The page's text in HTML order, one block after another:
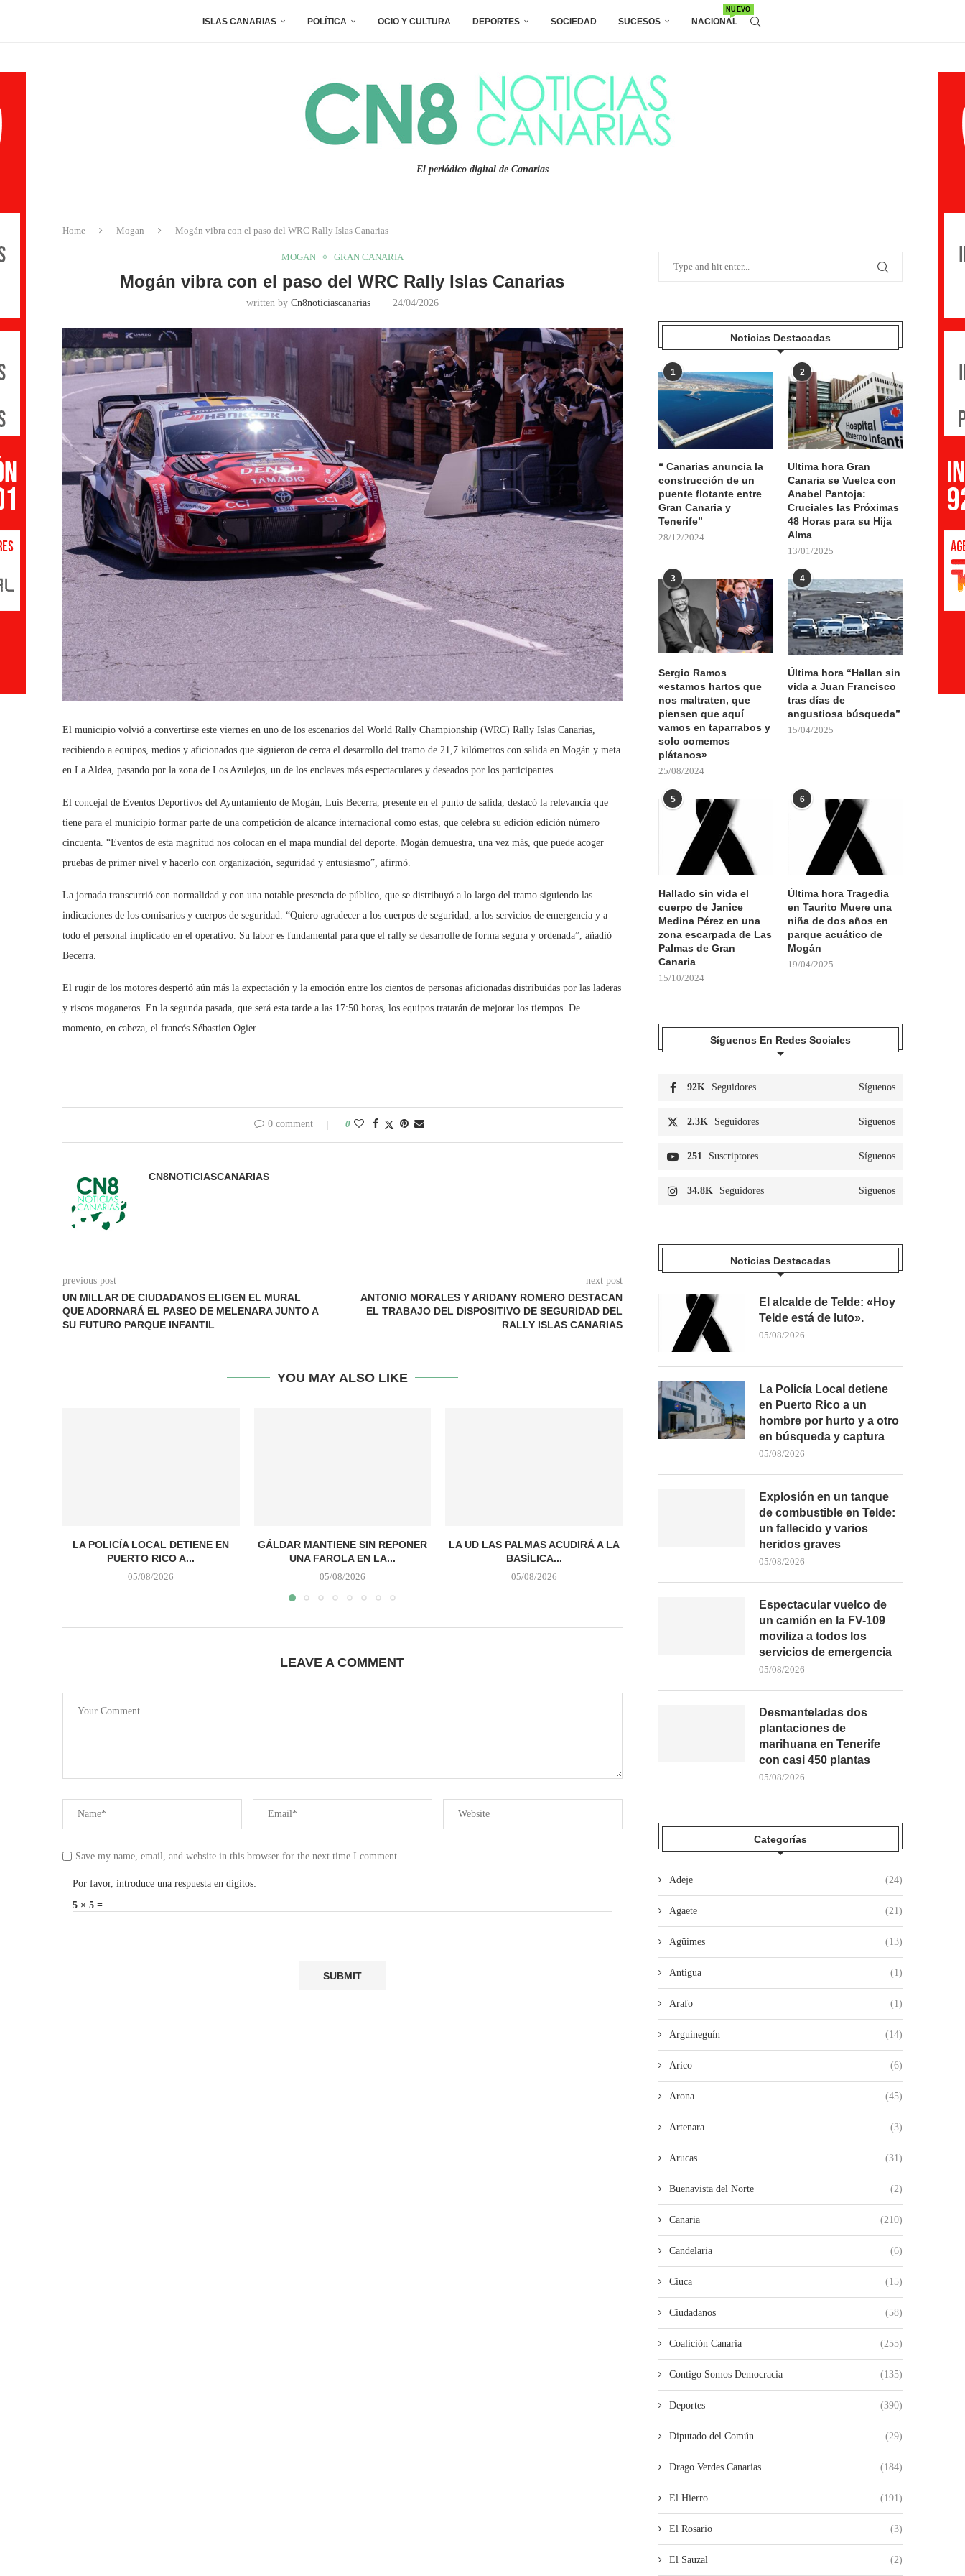
ISLAS CANARIAS POLÍTICA OCIO Y CULTURA DEPORTES SOCIEDAD SUCESOS NACIONAL
NUEVO
El periódico digital de Canarias
Home Mogan Mogán vibra con el paso del WRC Rally Islas Canarias
MOGAN GRAN CANARIA
Mogán vibra con el paso del WRC Rally Islas Canarias
written by Cn8noticiascanarias 24/04/2026
El municipio volvió a convertirse este viernes en uno de los escenarios del World Rally Championship (WRC) Rally Islas Canarias,
recibiendo a equipos, medios y aficionados que siguieron de cerca el desarrollo del tramo de 21,7 kilómetros con salida en Mogán y meta
en La Aldea, pasando por la zona de Los Azulejos, un de los enclaves más espectaculares y deseados por los participantes.
El concejal de Eventos Deportivos del Ayuntamiento de Mogán, Luis Becerra, presente en el punto de salida, destacó la relevancia que
tiene para el municipio formar parte de una competición de alcance internacional como estas, que celebra su edición edición número
cincuenta. “Eventos de esta magnitud nos colocan en el mapa mundial del deporte. Mogán demuestra, una vez más, que puede acoger
pruebas de primer nivel y hacerlo con organización, seguridad y entusiasmo”, afirmó.
La jornada transcurrió con normalidad y con una notable presencia de público, que se distribuyó a lo largo del tramo siguiendo las
indicaciones de los comisarios y cuerpos de seguridad. “Quiero agradecer a los cuerpos de seguridad, a los servicios de emergencia y a
todo el personal implicado en el operativo. Su labor es fundamental para que el rally se desarrolle de forma segura y ordenada”, añadió
Becerra.
El rugir de los motores despertó aún más la expectación y la emoción entre los cientos de personas aficionadas distribuidas por las laderas
y riscos moganeros. En la segunda pasada, que será esta tarde a las 17:50 horas, los equipos tratarán de mejorar los tiempos. De
momento, en cabeza, el francés Sébastien Ogier.
0 comment 0
CN8NOTICIASCANARIAS
previous post
UN MILLAR DE CIUDADANOS ELIGEN EL MURAL
QUE ADORNARÁ EL PASEO DE MELENARA JUNTO A
SU FUTURO PARQUE INFANTIL
next post
ANTONIO MORALES Y ARIDANY ROMERO DESTACAN
EL TRABAJO DEL DISPOSITIVO DE SEGURIDAD DEL
RALLY ISLAS CANARIAS
YOU MAY ALSO LIKE
LA POLICÍA LOCAL DETIENE EN
PUERTO RICO A...
05/08/2026
GÁLDAR MANTIENE SIN REPONER
UNA FAROLA EN LA...
05/08/2026
LA UD LAS PALMAS ACUDIRÁ A LA
BASÍLICA...
05/08/2026
40 GRADOS, SEQUEDAD Y RIESGO
DE FUEGO: SANTA...
POLICÍA LOCAL DE
LEAVE A COMMENT
Save my name, email, and website in this browser for the next time I comment.
Por favor, introduce una respuesta en dígitos:
5 × 5 =
Noticias Destacadas
1
“ Canarias anuncia la
construcción de un
puente flotante entre
Gran Canaria y
Tenerife”
28/12/2024
2
Ultima hora Gran
Canaria se Vuelca con
Anabel Pantoja:
Cruciales las Próximas
48 Horas para su Hija
Alma
13/01/2025
3
Sergio Ramos
«estamos hartos que
nos maltraten, que
piensen que aquí
vamos en taparrabos y
solo comemos
plátanos»
25/08/2024
4
Última hora “Hallan sin
vida a Juan Francisco
tras días de
angustiosa búsqueda”
15/04/2025
5
Hallado sin vida el
cuerpo de Janice
Medina Pérez en una
zona escarpada de Las
Palmas de Gran
Canaria
15/10/2024
6
Última hora Tragedia
en Taurito Muere una
niña de dos años en
parque acuático de
Mogán
19/04/2025
Síguenos En Redes Sociales
92K Seguidores Síguenos
2.3K Seguidores Síguenos
251 Suscriptores Síguenos
34.8K Seguidores Síguenos
Noticias Destacadas
El alcalde de Telde: «Hoy
Telde está de luto».
05/08/2026
La Policía Local detiene
en Puerto Rico a un
hombre por hurto y a otro
en búsqueda y captura
05/08/2026
Explosión en un tanque
de combustible en Telde:
un fallecido y varios
heridos graves
05/08/2026
Espectacular vuelco de
un camión en la FV-109
moviliza a todos los
servicios de emergencia
05/08/2026
Desmanteladas dos
plantaciones de
marihuana en Tenerife
con casi 450 plantas
05/08/2026
Categorías
Adeje (24)
Agaete (21)
Agüimes (13)
Antigua (1)
Arafo (1)
Arguineguín (14)
Arico (6)
Arona (45)
Artenara (3)
Arucas (31)
Buenavista del Norte (2)
Canaria (210)
Candelaria (6)
Ciuca (15)
Ciudadanos (58)
Coalición Canaria (255)
Contigo Somos Democracia (135)
Deportes (390)
Diputado del Común (29)
Drago Verdes Canarias (184)
El Hierro (191)
El Rosario (3)
El Sauzal (2)